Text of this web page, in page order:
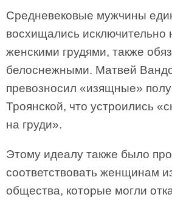
Средневековые мужчины
восхищались
женскими грудями, также
белоснежными. Матвей
превозносил «изящные»
Троянской, что устроились
на груди».
Этому идеалу также было
соответствовать женщинам
общества, которые могли